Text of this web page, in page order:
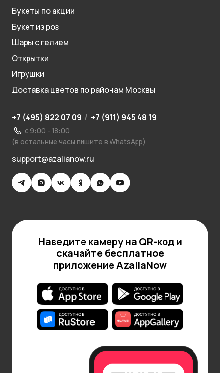
Букеты по акции
Букет из роз
Шары с гелием
Открытки
Игрушки
Доставка цветов по районам Москвы
+7 (495) 822 07 09 / +7 (911) 945 48 19
с 9:00 - 18:00
(в остальные часы пишите в WhatsApp)
support@azalianow.ru
Наведите камеру на QR-код и
скачайте бесплатное
приложение AzaliaNow